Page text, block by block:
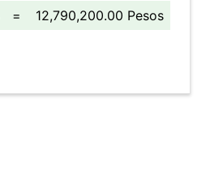
= 12,790,200.00 Pesos